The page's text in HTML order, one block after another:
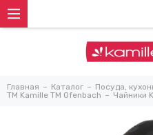
Главная Каталог
Посуда,
TM Kamille TM Ofenbach
Чайники